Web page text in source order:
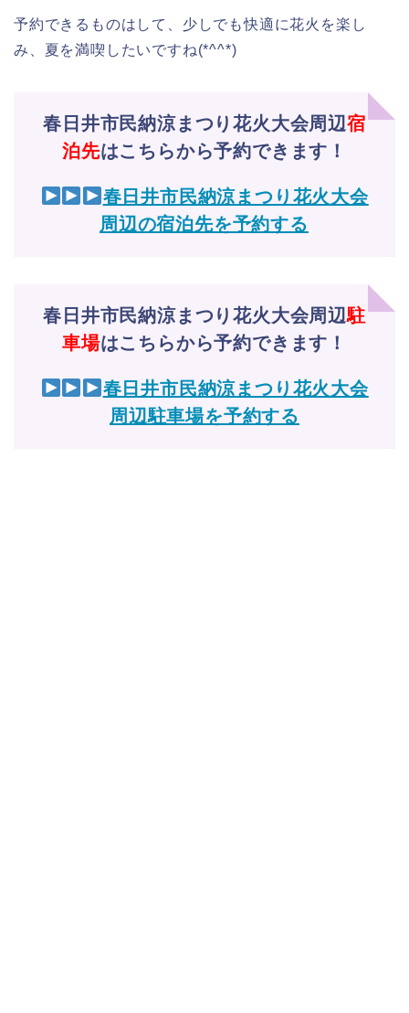
予約できるものはして、少しでも快適に花火を楽し
み、夏を満喫したいですね(*^^*)
春日井市民納涼まつり花火大会周辺宿
泊先はこちらから予約できます！
春日井市民納涼まつり花火大会
周辺の宿泊先を予約する
春日井市民納涼まつり花火大会周辺駐
車場はこちらから予約できます！
春日井市民納涼まつり花火大会
周辺駐車場を予約する